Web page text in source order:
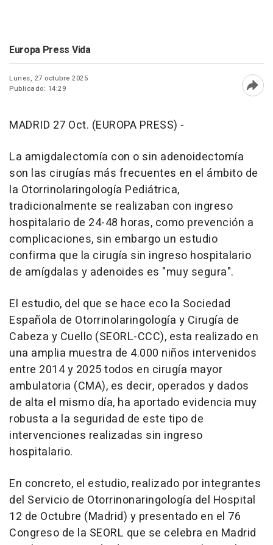
Europa Press Vida
Lunes, 27 octubre 2025
Publicado: 14:29
MADRID 27 Oct. (EUROPA PRESS) -
La amigdalectomía con o sin adenoidectomía
son las cirugías más frecuentes en el ámbito de
la Otorrinolaringología Pediátrica,
tradicionalmente se realizaban con ingreso
hospitalario de 24-48 horas, como prevención a
complicaciones, sin embargo un estudio
confirma que la cirugía sin ingreso hospitalario
de amígdalas y adenoides es "muy segura".
El estudio, del que se hace eco la Sociedad
Española de Otorrinolaringología y Cirugía de
Cabeza y Cuello (SEORL-CCC), esta realizado en
una amplia muestra de 4.000 niños intervenidos
entre 2014 y 2025 todos en cirugía mayor
ambulatoria (CMA), es decir, operados y dados
de alta el mismo día, ha aportado evidencia muy
robusta a la seguridad de este tipo de
intervenciones realizadas sin ingreso
hospitalario.
En concreto, el estudio, realizado por integrantes
del Servicio de Otorrinonaringología del Hospital
12 de Octubre (Madrid) y presentado en el 76
Congreso de la SEORL que se celebra en Madrid